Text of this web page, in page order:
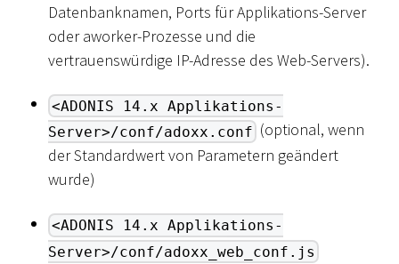
Datenbanknamen, Ports für Applikations-Server
oder aworker-Prozesse und die
vertrauenswürdige IP-Adresse des Web-Servers).
<ADONIS 14.x Applikations-
Server>/conf/adoxx.conf (optional, wenn
der Standardwert von Parametern geändert
wurde)
<ADONIS 14.x Applikations-
Server>/conf/adoxx_web_conf.js